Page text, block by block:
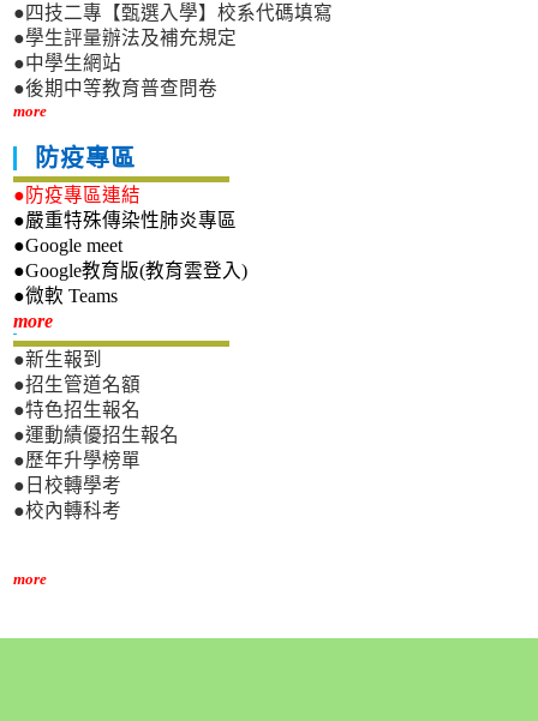
●四技二專【甄選入學】校系代碼填寫
●學生評量辦法及補充規定
●中學生網站
●後期中等教育普查問卷
more
防疫專區
●防疫專區連結
●嚴重特殊傳染性肺炎專區
●Google meet
●Google教育版(教育雲登入)
●微軟 Teams
more新生專區
●新生報到
●招生管道名額
●特色招生報名
●運動績優招生報名
●歷年升學榜單
●日校轉學考
●校內轉科考
more